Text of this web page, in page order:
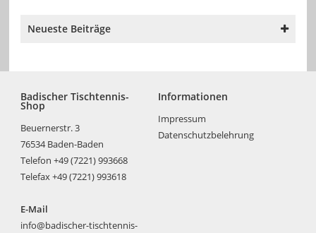
Neueste Beiträge
Badischer Tischtennis-
Shop
Beuernerstr. 3
76534 Baden-Baden
Telefon +49 (7221) 993668
Telefax +49 (7221) 993618
E-Mail
info@badischer-tischtennis-
Informationen
Impressum
Datenschutzbelehrung